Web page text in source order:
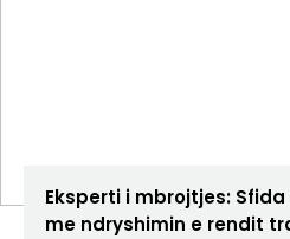
Eksperti i mbrojtjes:
me ndryshimin e rendit